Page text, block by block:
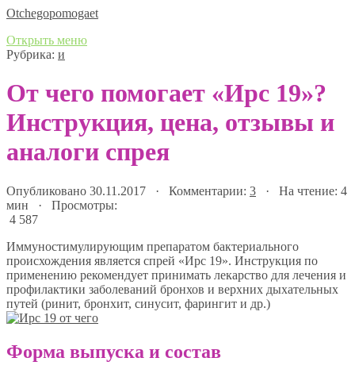
Оtchegopomogaet
Открыть меню
Рубрика: и
От чего помогает «Ирс 19»?
Инструкция, цена, отзывы и
аналоги спрея
Опубликовано 30.11.2017 · Комментарии: 3 · На чтение: 4
мин · Просмотры:
4 587
Иммуностимулирующим препаратом бактериального
происхождения является спрей «Ирс 19». Инструкция по
применению рекомендует принимать лекарство для лечения и
профилактики заболеваний бронхов и верхних дыхательных
путей (ринит, бронхит, синусит, фарингит и др.)
Форма выпуска и состав